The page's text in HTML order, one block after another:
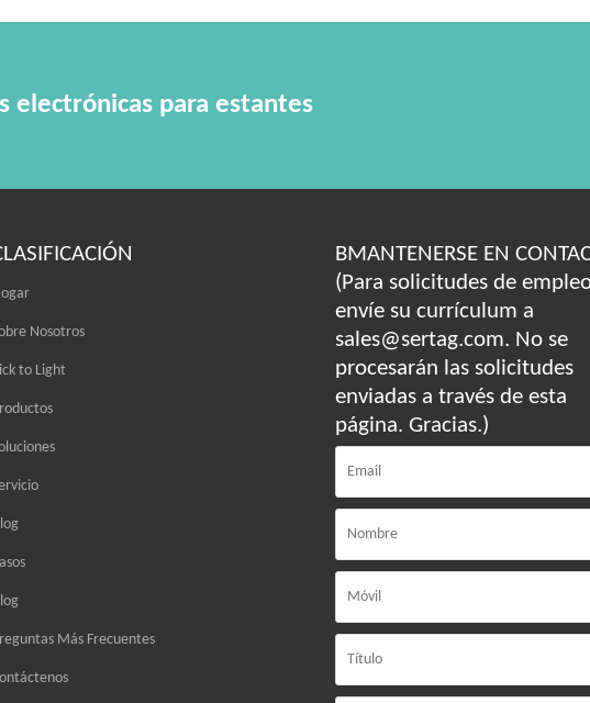
electrónicas para estantes
Nosotros
to Light
Más Frecuentes
BMANTENERSE EN
(Para solicitudes de
envíe su currículum a
sales@sertag.com. No se
procesarán las solicitudes
enviadas a través de esta
página. Gracias.)